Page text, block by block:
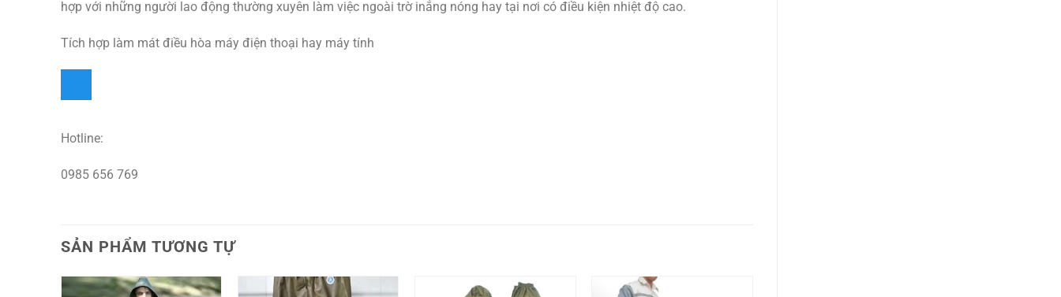
hợp với những người lao động thường xuyên làm việc ngoài trờ inắng nóng hay tại nơi có điều kiện nhiệt độ cao.
Tích hợp làm mát điều hòa máy điện thoại hay máy tính
Hotline:
0985 656 769
SẢN PHẨM TƯƠNG TỰ